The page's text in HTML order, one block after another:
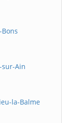
sur-Ain
la-Balme